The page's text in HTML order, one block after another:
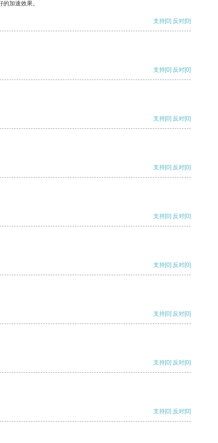
加速效果。
支持[0] 反对[0]
支持[0] 反对[0]
支持[0] 反对[0]
支持[0] 反对[0]
支持[0] 反对[0]
支持[0] 反对[0]
支持[0] 反对[0]
支持[0] 反对[0]
支持[0] 反对[0]